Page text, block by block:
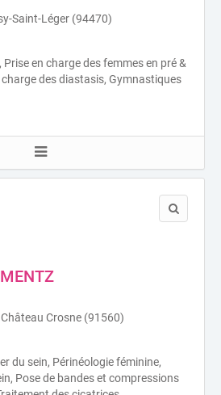
Saint-Léger (94470)
en charge des femmes en pré &
des diastasis, Gymnastiques
Crosne (91560)
du sein, Périnéologie féminine,
Pose de bandes et compressions